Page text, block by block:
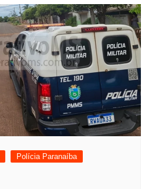
Polícia Paranaíba